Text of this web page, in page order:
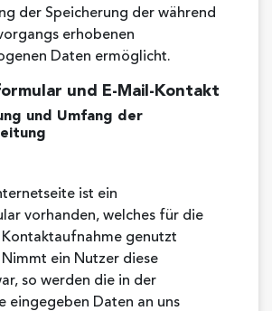
der Speicherung der während
erhobenen
Daten ermöglicht.
und E-Mail-Kontakt
und Umfang der
ist ein
vorhanden, welches für die
genutzt
ein Nutzer diese
so werden die in der
eingegeben Daten an uns